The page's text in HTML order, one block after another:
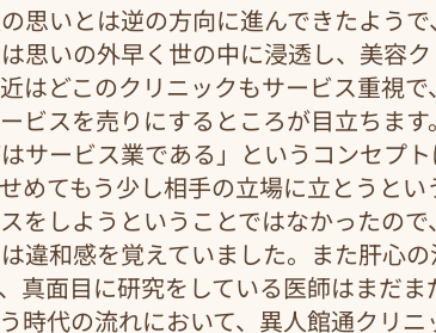
思いとは逆の方向に進んできたよう
思いの外早く世の中に浸透し、美容
はどこのクリニックもサービス重視
ビスを売りにするところが目立ちま
サービス業である」というコンセプ
めてもう少し相手の立場に立とうとい
をしようということではなかったの
違和感を覚えていました。また肝心
真面目に研究をしている医師はまだ
時代の流れにおいて、異人館通クリ